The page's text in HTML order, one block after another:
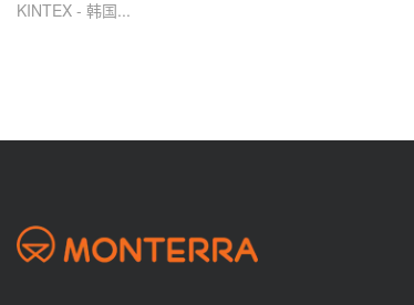
KINTEX - 韩国...